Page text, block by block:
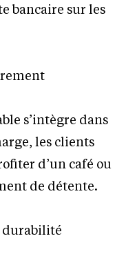
bancaire sur les
s’intègre dans
les clients
d’un café ou
de détente.
durabilité